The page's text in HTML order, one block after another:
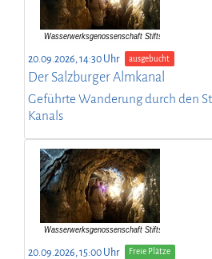
20.09.2026, 14:30 Uhr ausgebucht
Der Salzburger Almkanal
Geführte Wanderung durch den
Kanals
20.09.2026, 15:00 Uhr Freie Plätze